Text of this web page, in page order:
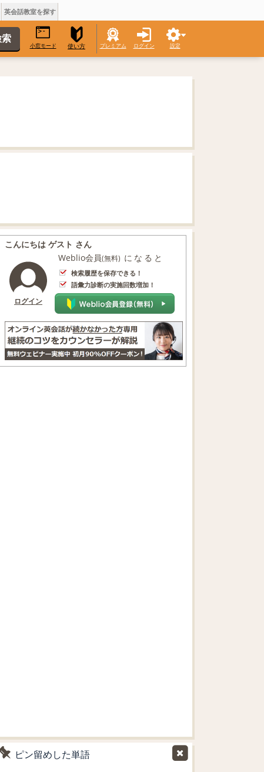
英会話教室を探す
小窓モード 使い方 プレミアム ログイン 設定
こんにちは ゲスト さん
ログイン
Weblio会員(無料) になると
検索履歴を保存できる！
語彙力診断の実施回数増加！
ピン留めした単語